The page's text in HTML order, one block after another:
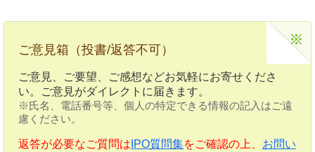
ご意見箱（投書/返答不可）
ご意見、ご要望、ご感想などお気軽にお寄せくださ
い。ご意見がダイレクトに届きます。
※氏名、電話番号等、個人の特定できる情報の記入はご遠
慮ください。
返答が必要なご質問は IPO質問集をご確認の上、 お問い